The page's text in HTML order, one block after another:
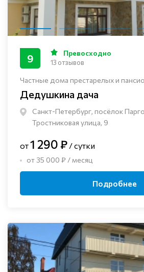
Частные дома престарелых и
Дедушкина дача
Санкт-Петербург, посёлок
Тростниковая улица, 9
9 Превосходно
13 отзывов
от1 290 ₽ / сутки
от 35 000 ₽ / месяц
Подробнее